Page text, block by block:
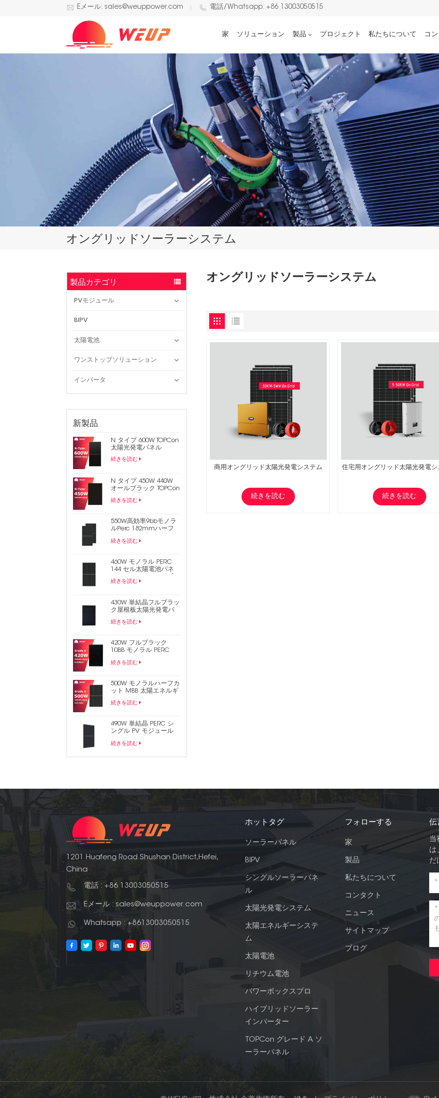
Eメール: sales@weuppower.com 電話/Whatsapp: +86 13003050515
家 ソリューション 製品 プロジェクト 私たちについて コ
オングリッドソーラーシステム
製品カテゴリ
PVモジュール
BIPV
太陽電池
ワンストップソリューション
インバータ
新製品
N タイプ 600W TOPCon
太陽光発電パネル
続きを読む
N タイプ 450W 440W
オールブラック TOPCon
続きを読む
550W高効率9bbモノラ
ルPerc 182mmハーフ
続きを読む
460W モノラル PERC
144 セル太陽電池パネ
陽光発電パネル
続きを読む
430W 単結晶フルブラッ
ク屋根板太陽光発電パ
続きを読む
420W フルブラック
10BB モノラル PERC
ソーラーパネル
続きを読む
500W モノラルハーフカ
ット MBB 太陽エネルギ
続きを読む
490W 単結晶 PERC シ
ングル PV モジュール
続きを読む
オングリッドソーラーシステム
商用オングリッド太陽光発電システム
続きを読む
住宅用オングリッド太陽光発電シ
続きを読む
1201 Huafeng Road Shushan District,Hefei,
China
電話 : +86 13003050515
Eメール : sales@weuppower.com
Whatsapp : +8613003050515
ホットタグ
ソーラーパネル
BIPV
シングルソーラーパネ
ル
太陽光発電システム
太陽エネルギーシステ
ム
太陽電池
リチウム電池
パワーボックスプロ
ハイブリッドソーラー
インバーター
TOPCon グレード A ソ
ーラーパネル
フォローする
家
製品
私たちについて
コンタクト
ニュース
サイトマップ
ブログ
伝
当
は
だ